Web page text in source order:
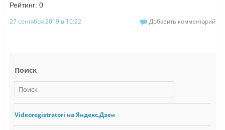
Рейтинг: 0
27 сентября 2019 в 10:22 Добавить комментарий
Поиск
Videoregistratori на Яндекс.Дзен